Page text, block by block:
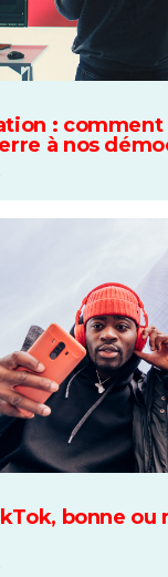
: comment
à nos
bonne ou